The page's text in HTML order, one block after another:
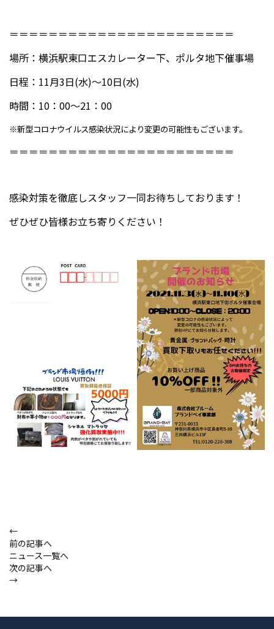
＝＝＝＝＝＝＝＝＝＝＝＝＝＝＝＝＝＝＝＝＝＝＝
場所：横浜駅東口エスカレーター下、ポルタ地下催事場
日程：11月3日(水)～10日(水)
時間：10：00～21：00
※新型コロナウイルス感染状況により変更の可能性もございます。
＝＝＝＝＝＝＝＝＝＝＝＝＝＝＝＝＝＝＝＝＝＝＝
感染対策を徹底しスタッフ一同お待ちしております！
ぜひぜひ皆様お立ち寄りください！
←
前の記事へ
ニュース一覧へ
次の記事へ
→